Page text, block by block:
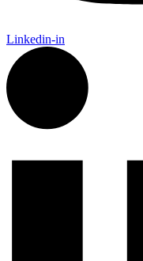
Linkedin-in